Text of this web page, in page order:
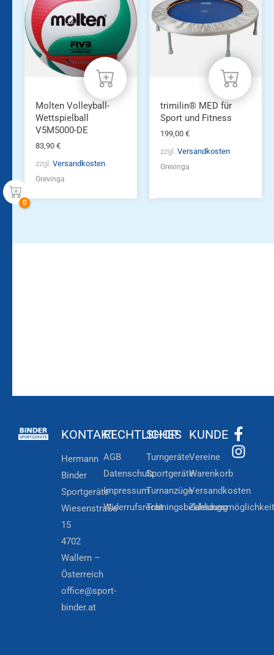
Molten Volleyball-
Wettspielball
V5M5000-DE
83,90 €
zzgl. Versandkosten
Grevinga
trimilin® MED für
Sport und Fitness
199,00 €
zzgl. Versandkosten
Grevinga
KONTAKT
Hermann
Binder
Sportgeräte
Wiesenstraße
15
4702
Wallern –
Österreich
office@sport-
binder.at
RECHTLICHES
AGB
Datenschutz
Impressum
Widerrufsrecht
SHOP
Turngeräte
Sportgeräte
Turnanzüge
Trainingsbekleidung
KUNDE
Vereine
Warenkorb
Versandkosten